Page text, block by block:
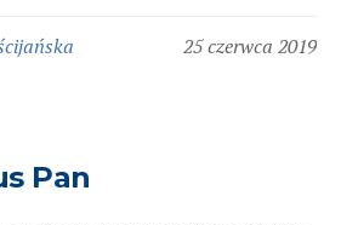
25 czerwca 2019
Pan